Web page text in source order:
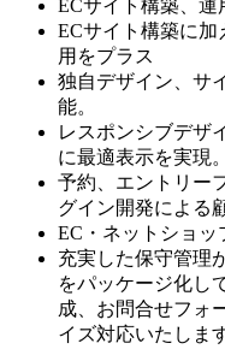
ECサイト構築、運
ECサイト構築に
用をプラス
独自デザイン、サ
能。
レスポンシブデザ
に最適表示を実現。
予約、エントリー
グイン開発による
EC・ネットショッ
充実した保守管理
をパッケージ化し
成、お問合せフォ
イズ対応いたしま